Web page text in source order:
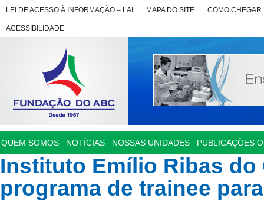
LEI DE ACESSO À INFORMAÇÃO – LAI MAPA DO SITE COMO CHEGAR
ACESSIBILIDADE
QUEM SOMOS NOTÍCIAS NOSSAS UNIDADES PUBLICAÇÕES
Instituto Emílio Ribas do
programa de trainee